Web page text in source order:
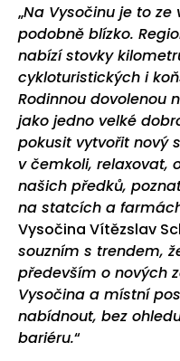
„Na Vysočinu je to ze
podobně blízko.
nabízí stovky
cykloturistických i
Rodinnou dovolenou
jako jedno velké
pokusit vytvořit nový
v čemkoli, relaxovat,
našich předků,
na statcích a
Vysočina Vítězslav
souzním s trendem,
především o nových
Vysočina a místní
nabídnout, bez
bariéru.“